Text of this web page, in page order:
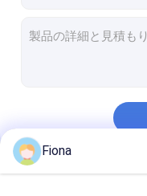
Fiona